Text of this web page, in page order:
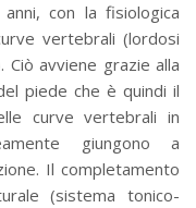
con la fisiologica
vertebrali (lordosi
avviene grazie alla
piede che è quindi il
curve vertebrali in
giungono a
Il completamento
(sistema tonico-